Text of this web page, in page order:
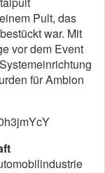
Pult, das
war. Mit
vor dem Event
für Ambion